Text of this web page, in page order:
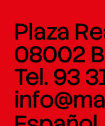
Plaza
08002
Tel. 93